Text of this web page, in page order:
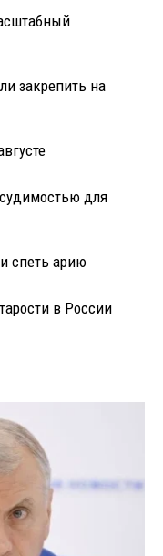
закрепить на
для
спеть арию
в России